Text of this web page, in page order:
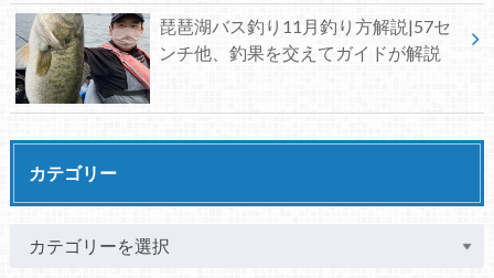
琵琶湖バス釣り11月釣り方解説|57セ
ンチ他、釣果を交えてガイドが解説
カテゴリー